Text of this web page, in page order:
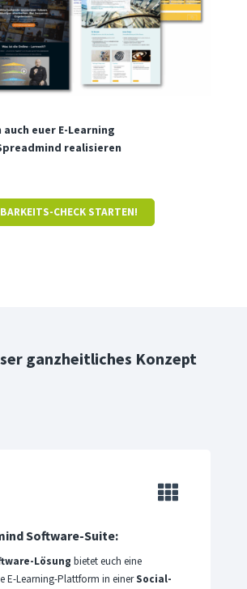
euer E-Learning
realisieren
CHECK STARTEN!
ganzheitliches Konzept

Software-Suite:
Lösung bietet euch eine
E-Learning-Plattform in einerSocial-